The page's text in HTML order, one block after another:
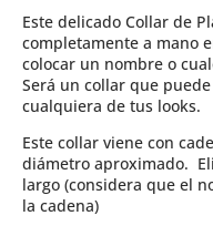
Este delicado Collar de
completamente a mano
colocar un nombre o
Será un collar que
cualquiera de tus looks.
Este collar viene con
diámetro aproximado.
largo (considera que el
la cadena)